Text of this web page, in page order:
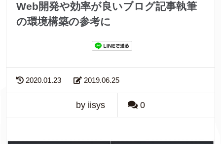
Web開発や効率が良いブログ記事執筆
の環境構築の参考に
2020.01.23 2019.06.25
by iisys 0